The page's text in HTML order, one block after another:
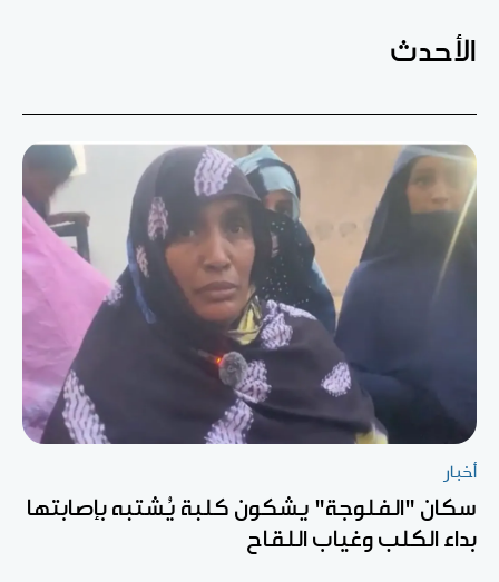
الأحدث
أخبار
سكان "الفلوجة" يشكون كلبة يُشتبه بإصابتها
بداء الكلب وغياب اللقاح